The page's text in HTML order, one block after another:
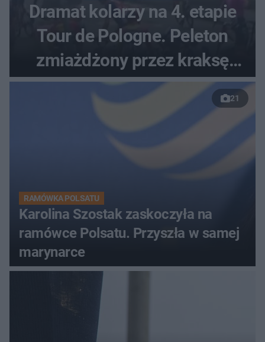
Dramat kolarzy na 4. etapie
Tour de Pologne. Peleton
zmiażdżony przez kraksę
przed Karpaczem
21
RAMÓWKA POLSATU
Karolina Szostak zaskoczyła na
ramówce Polsatu. Przyszła w samej
marynarce